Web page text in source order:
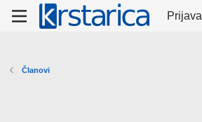
Prijava
Članovi